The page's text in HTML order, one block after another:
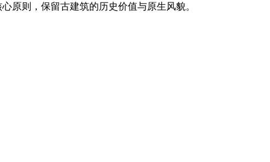
原则，保留古建筑的历史价值与原生风貌。